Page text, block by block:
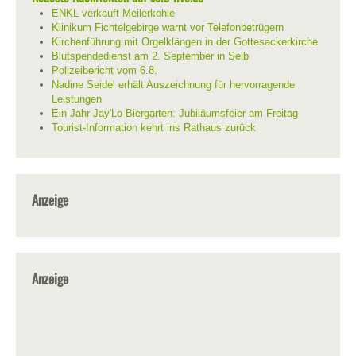
ENKL verkauft Meilerkohle
Klinikum Fichtelgebirge warnt vor Telefonbetrügern
Kirchenführung mit Orgelklängen in der Gottesackerkirche
Blutspendedienst am 2. September in Selb
Polizeibericht vom 6.8.
Nadine Seidel erhält Auszeichnung für hervorragende
Leistungen
Ein Jahr Jay'Lo Biergarten: Jubiläumsfeier am Freitag
Tourist-Information kehrt ins Rathaus zurück
Anzeige
Anzeige